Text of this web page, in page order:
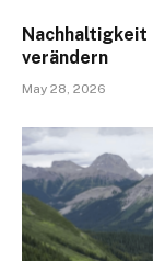
Nachhaltigkeit
verändern
May 28, 2026